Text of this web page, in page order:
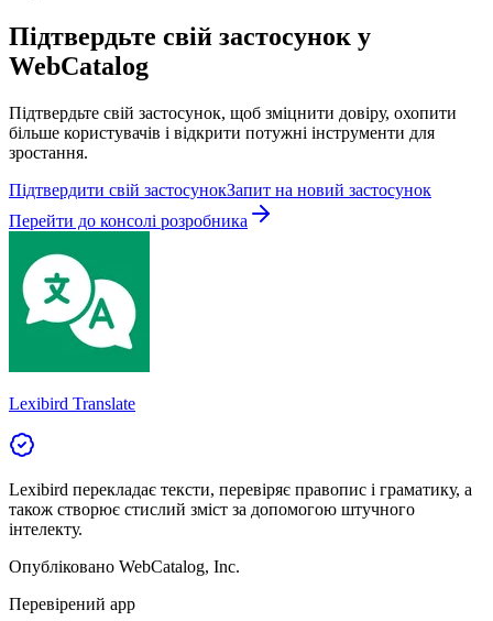
Підтвердьте свій застосунок у
WebCatalog
Підтвердьте свій застосунок, щоб зміцнити довіру, охопити
більше користувачів і відкрити потужні інструменти для
зростання.
Підтвердити свій застосунокЗапит на новий застосунок
Перейти до консолі розробника
Lexibird Translate
Lexibird перекладає тексти, перевіряє правопис і граматику, а
також створює стислий зміст за допомогою штучного
інтелекту.
Опубліковано WebCatalog, Inc.
Перевірений app